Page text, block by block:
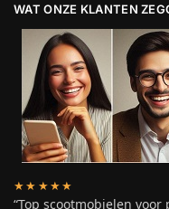
WAT ONZE KLANTEN
★★★★★
“Top scootmobielen